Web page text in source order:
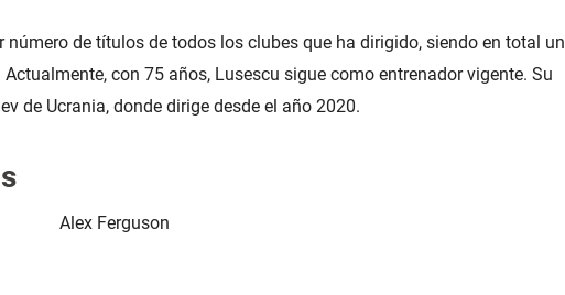
de títulos de todos los clubes que ha dirigido, siendo en total un
con 75 años, Lusescu sigue como entrenador vigente. Su
de Ucrania, donde dirige desde el año 2020.